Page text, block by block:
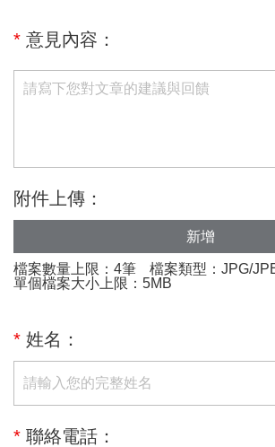
* 意見內容：
附件上傳：
新增
檔案數量上限：4筆
檔案類型：JPG/
單個檔案大小上限：5MB
* 姓名：
* 聯絡電話：